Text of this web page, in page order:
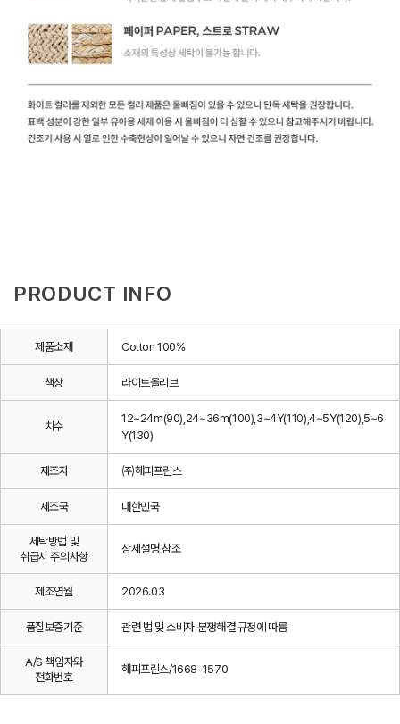
PRODUCT INFO
제품소재 Cotton 100%
색상 라이트올리브
치수
12~24m(90),24~36m(100),3~4Y(110),4~5Y(120),5~6
Y(130)
제조자 ㈜해피프린스
제조국 대한민국
세탁방법 및
취급시 주의사항
상세설명 참조
제조연월 2026.03
품질보증기준 관련 법 및 소비자 분쟁해결 규정에 따름
A/S 책임자와
전화번호
해피프린스/1668-1570